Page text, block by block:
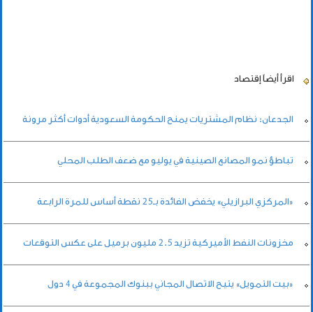
اقرأ أيضاً إقتصاد
الجدعان: نظام المشتريات يمنح الحكومة السعودية أدوات أكثر مرونة
تباطؤ نمو المصانع الصينية في يوليو مع ضعف الطلب المحلي
«المركزي البرازيلي» يخفض الفائدة بـ25 نقطة أساس للمرة الرابعة
مخزونات النفط الأميركية تزيد 2.5 مليون برميل على عكس التوقعات
«بيت التمويل» يتيح الاتصال المجاني ببنوك المجموعة في 4 دول